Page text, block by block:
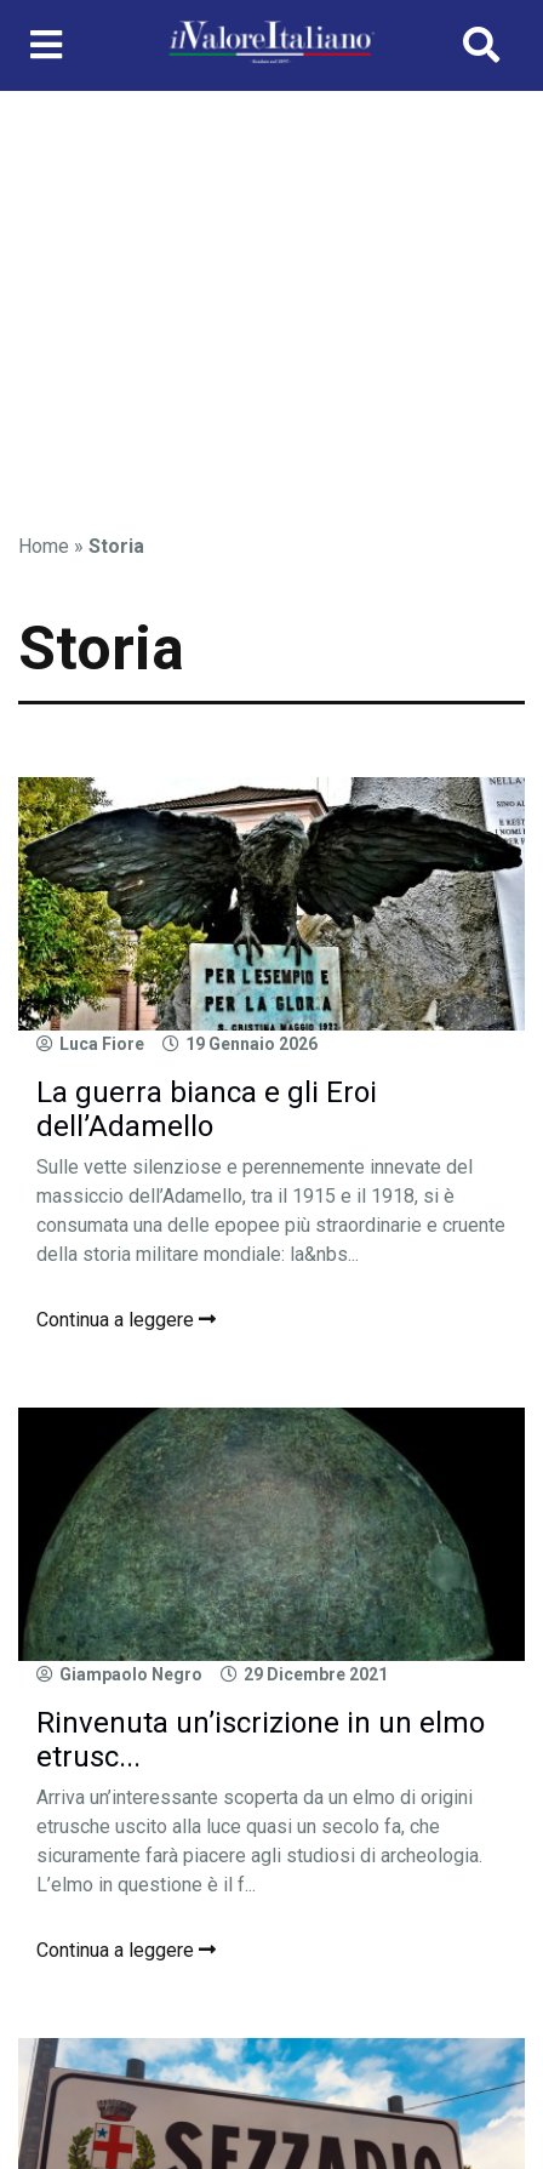
Home » Storia
Storia
Luca Fiore 19 Gennaio 2026
La guerra bianca e gli Eroi
dell’Adamello
Sulle vette silenziose e perennemente innevate del
massiccio dell’Adamello, tra il 1915 e il 1918, si è
consumata una delle epopee più straordinarie e cruente
della storia militare mondiale: la&nbs...
Continua a leggere
Giampaolo Negro 29 Dicembre 2021
Rinvenuta un’iscrizione in un elmo
etrusc...
Arriva un’interessante scoperta da un elmo di origini
etrusche uscito alla luce quasi un secolo fa, che
sicuramente farà piacere agli studiosi di archeologia.
L’elmo in questione è il f...
Continua a leggere